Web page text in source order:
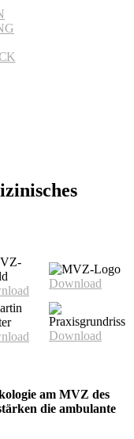
Download
Download
am MVZ des
die ambulante